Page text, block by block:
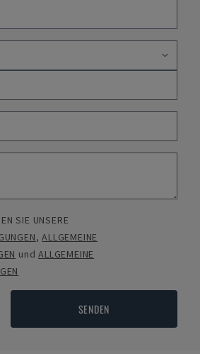
SIE UNSERE
,ALLGEMEINE
undALLGEMEINE
SENDEN